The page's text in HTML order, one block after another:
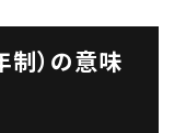
制）の意味